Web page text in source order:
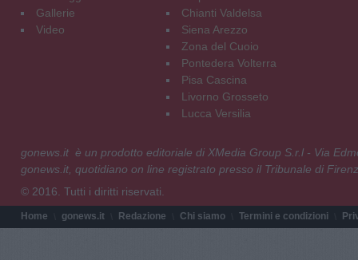
Gallerie
Video
Chianti Valdelsa
Siena Arezzo
Zona del Cuoio
Pontedera Volterra
Pisa Cascina
Livorno Grosseto
Lucca Versilia
gonews.it è un prodotto editoriale di XMedia Group S.r.l - Via
gonews.it, quotidiano on line registrato presso il Tribunale di
© 2016. Tutti i diritti riservati.
Home gonews.it Redazione Chi siamo Termini e condizioni